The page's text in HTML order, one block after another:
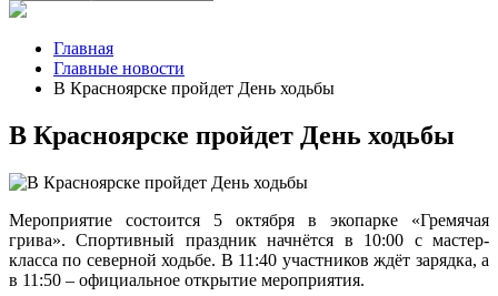
Главная
Главные новости
В Красноярске пройдет День ходьбы
В Красноярске пройдет День ходьбы
Мероприятие состоится 5 октября в экопарке «Гремячая
грива». Спортивный праздник начнётся в 10:00 с мастер-
класса по северной ходьбе. В 11:40 участников ждёт зарядка, а
в 11:50 – официальное открытие мероприятия.